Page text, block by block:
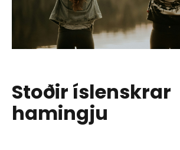
Stoðir íslenskrar
hamingju